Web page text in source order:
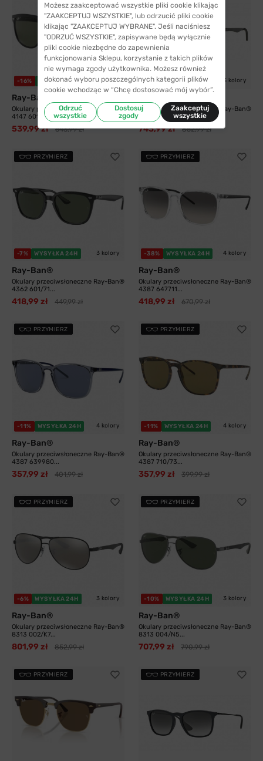
-16% WYSYŁKA 24H 6 kolorów
Ray-Ban®
Okulary przeciwsłoneczne Ray-Ban®
4147 601/58...
539,99 zł 643,99 zł
-13% WYSYŁKA 24H 3 kolory
Okulary przeciwsłoneczne Ray-Ban®
8313 004/K6...
743,99 zł 852,99 zł
PRZYMIERZ
-7% WYSYŁKA 24H 3 kolory
Ray-Ban®
Okulary przeciwsłoneczne Ray-Ban®
4362 601/71...
418,99 zł 449,99 zł
PRZYMIERZ
-38% WYSYŁKA 24H 4 kolory
Ray-Ban®
Okulary przeciwsłoneczne Ray-Ban®
4387 647711...
418,99 zł 670,99 zł
PRZYMIERZ
-11% WYSYŁKA 24H 4 kolory
Ray-Ban®
Okulary przeciwsłoneczne Ray-Ban®
4387 639980...
357,99 zł 401,99 zł
PRZYMIERZ
-11% WYSYŁKA 24H 4 kolory
Ray-Ban®
Okulary przeciwsłoneczne Ray-Ban®
4387 710/73...
357,99 zł 399,99 zł
PRZYMIERZ
-6% WYSYŁKA 24H 3 kolory
Ray-Ban®
Okulary przeciwsłoneczne Ray-Ban®
8313 002/K7...
801,99 zł 852,99 zł
PRZYMIERZ
-10% WYSYŁKA 24H 3 kolory
Ray-Ban®
Okulary przeciwsłoneczne Ray-Ban®
8313 004/N5...
707,99 zł 790,99 zł
PRZYMIERZ PRZYMIERZ
Możesz zaakceptować wszystkie pliki cookie klikając
"ZAAKCEPTUJ WSZYSTKIE", lub odrzucić pliki cookie
klikając "ZAAKCEPTUJ WYBRANE". Jeśli naciśniesz
"ODRZUĆ WSZYSTKIE", zapisywane będą wyłącznie
pliki cookie niezbędne do zapewnienia
funkcjonowania Sklepu, korzystanie z takich plików
nie wymaga zgody użytkownika. Możesz również
dokonać wyboru poszczególnych kategorii plików
cookie wchodząc w “Chcę dostosować mój wybór”.
Odrzuć
wszystkie
Dostosuj
zgody
Zaakceptuj
wszystkie